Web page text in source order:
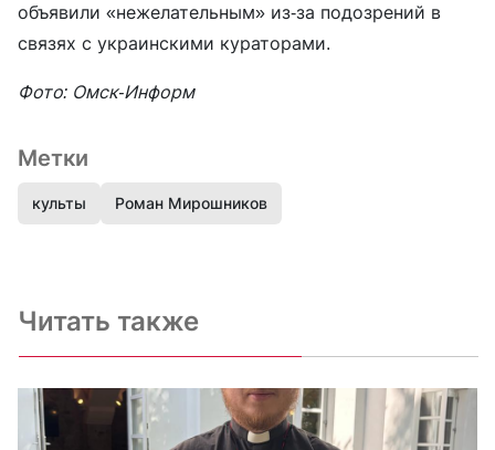
объявили «нежелательным» из-за подозрений в
связях с украинскими кураторами.
Фото: Омск-Информ
Метки
культы Роман Мирошников
Читать также